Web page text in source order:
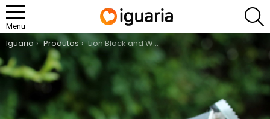
Menu
You are here:
Iguaria Produtos Lion Black and White